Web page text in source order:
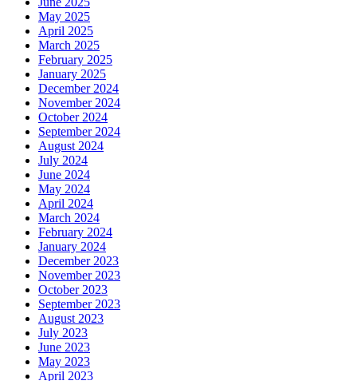
May 2025
April 2025
March 2025
February 2025
January 2025
December 2024
November 2024
October 2024
September 2024
August 2024
July 2024
June 2024
May 2024
April 2024
March 2024
February 2024
January 2024
December 2023
November 2023
October 2023
September 2023
August 2023
July 2023
June 2023
May 2023
April 2023